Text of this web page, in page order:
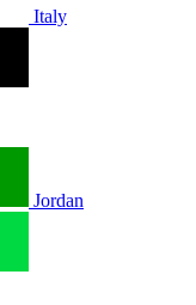
Italy
Jordan